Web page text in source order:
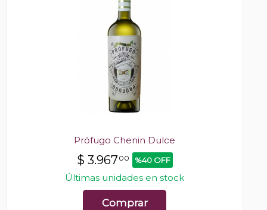
Prófugo Chenin Dulce
$ 3.96700 %40 OFF
Últimas unidades en stock
Comprar